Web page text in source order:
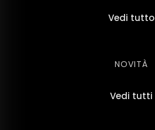
Vedi tutto
NOVITÀ
Vedi tutti